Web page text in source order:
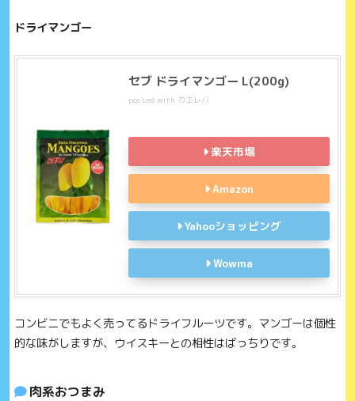
ドライマンゴー
セブ ドライマンゴー L(200g)
posted with カエレバ
楽天市場
Amazon
Yahooショッピング
Wowma
コンビニでもよく売ってるドライフルーツです。マンゴーは個性
的な味がしますが、ウイスキーとの相性はばっちりです。
肉系おつまみ